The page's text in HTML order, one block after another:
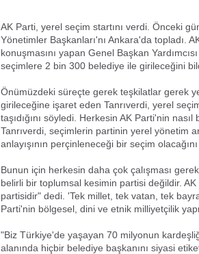
AK Parti, yerel seçim startını verdi. Önceki
Yönetimler Başkanları'nı Ankara'da topladı.
konuşmasını yapan Genel Başkan
seçimlere 2 bin 300 belediye ile girileceğini
Önümüzdeki süreçte gerek teşkilatlar gerek
girileceğine işaret eden Tanrıverdi, yerel
taşıdığını söyledi. Herkesin AK Parti'nin
Tanrıverdi, seçimlerin partinin yerel yönetim
anlayışının perçinleneceği bir seçim
Bunun için herkesin daha çok çalışması
belirli bir toplumsal kesimin partisi değildir.
partisidir" dedi. 'Tek millet, tek vatan, tek
Parti'nin bölgesel, dini ve etnik milliyetçilik
"Biz Türkiye'de yaşayan 70 milyonun
alanında hiçbir belediye başkanını siyasi